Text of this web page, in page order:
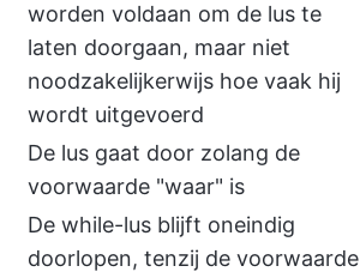
worden voldaan om de lus te
laten doorgaan, maar niet
noodzakelijkerwijs hoe vaak hij
wordt uitgevoerd
De lus gaat door zolang de
voorwaarde "waar" is
De while-lus blijft oneindig
doorlopen, tenzij de voorwaarde